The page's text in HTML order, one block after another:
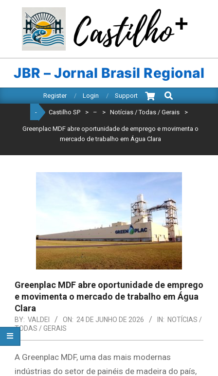
content
CASTILHO
SP
JBR – Jornal Brasil Regional
Navigation
Register Login Support
Search
- Castilho SP > – > Notícias / Todas / Gerais >
Greenplac MDF abre oportunidade de emprego e movimenta o
mercado de trabalho em Água Clara
Greenplac MDF abre oportunidade de emprego
e movimenta o mercado de trabalho em Água
Clara
BY: VALDEI ON: 24 DE JUNHO DE 2026 IN: NOTÍCIAS /
TODAS / GERAIS
A Greenplac MDF, uma das mais modernas
indústrias do setor de painéis de madeira do país,